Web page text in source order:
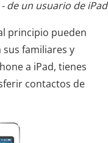
- de un usuario de iPad
principio pueden
familiares y
a iPad, tienes
contactos de